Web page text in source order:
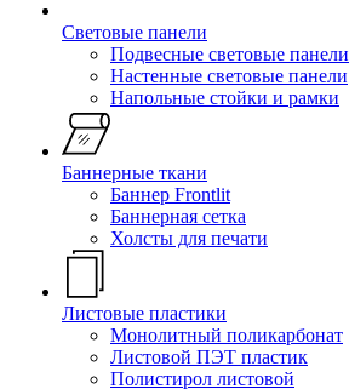
Световые панели
Подвесные световые панели
Настенные световые панели
Напольные стойки и рамки
Баннерные ткани
Баннер Frontlit
Баннерная сетка
Холсты для печати
Листовые пластики
Монолитный поликарбонат
Листовой ПЭТ пластик
Полистирол листовой